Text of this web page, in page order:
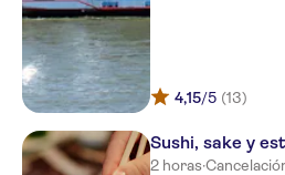
4,15/5 (13)
Sushi, sake y
2 horas·